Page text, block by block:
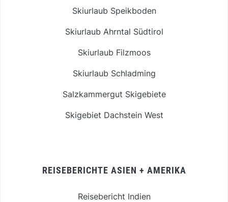
Skiurlaub Speikboden
Skiurlaub Ahrntal Südtirol
Skiurlaub Filzmoos
Skiurlaub Schladming
Salzkammergut Skigebiete
Skigebiet Dachstein West
REISEBERICHTE ASIEN + AMERIKA
Reisebericht Indien